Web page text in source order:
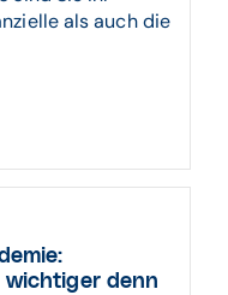
als auch die
denn